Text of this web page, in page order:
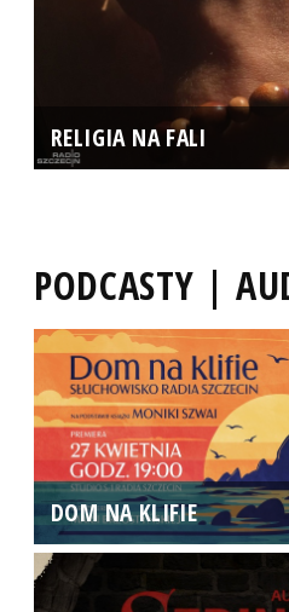
RELIGIA NA FALI
PODCASTY |
DOM NA KLIFIE